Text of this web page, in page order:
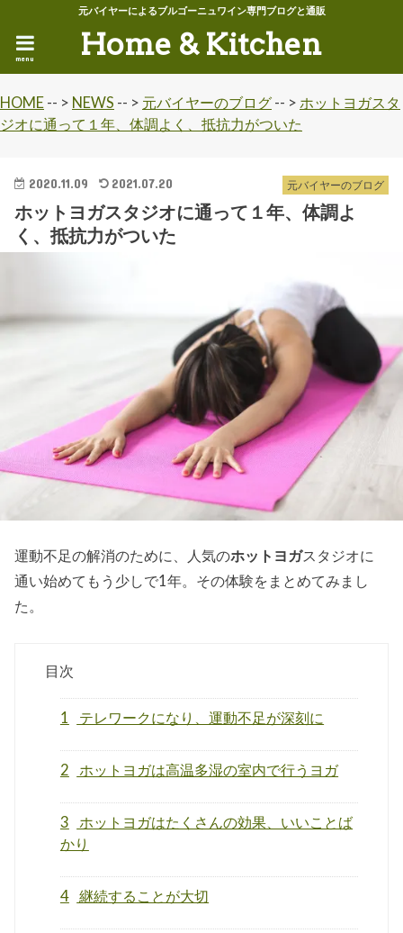
元バイヤーによるブルゴーニュワイン専門ブログと通販
Home & Kitchen
menu
HOME -- > NEWS -- > 元バイヤーのブログ -- > ホットヨガスタ
ジオに通って１年、体調よく、抵抗力がついた
元バイヤーのブログ
2020.11.09 2021.07.20
ホットヨガスタジオに通って１年、体調よ
く、抵抗力がついた
運動不足の解消のために、人気のホットヨガスタジオに
通い始めてもう少しで1年。その体験をまとめてみまし
た。
目次
1 テレワークになり、運動不足が深刻に
2 ホットヨガは高温多湿の室内で行うヨガ
3
ホットヨガはたくさんの効果、いいことば
かり
4 継続することが大切